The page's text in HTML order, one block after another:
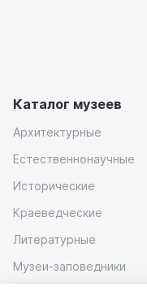
Каталог музеев
Архитектурные
Естественнонаучные
Исторические
Краеведческие
Литературные
Музеи-заповедники